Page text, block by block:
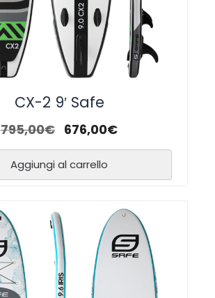
CX-2 9′ Safe
795,00€ 676,00€
Aggiungi al carrello